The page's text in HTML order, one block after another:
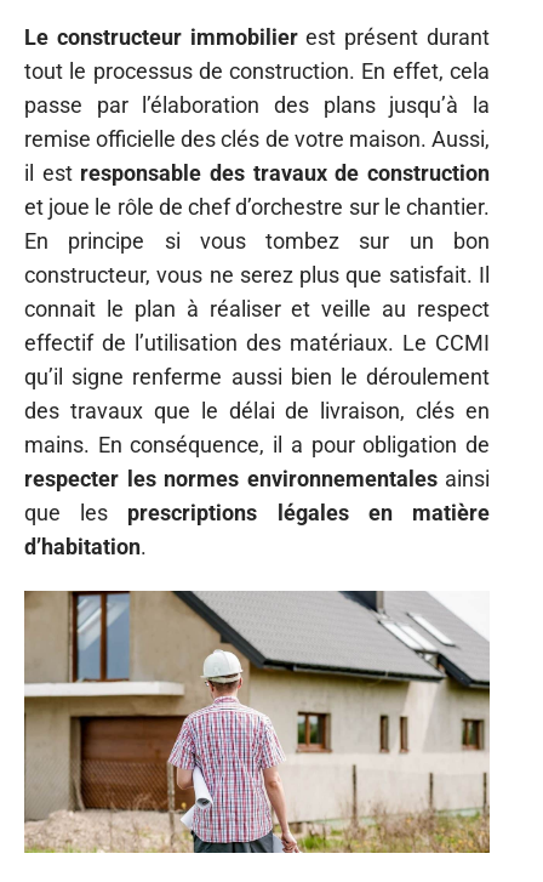
Le constructeur immobilierest présent durant
tout le processus de construction. En effet, cela
passe par l’élaboration des plans jusqu’à la
remise officielle des clés de votre maison. Aussi,
il est responsable des travaux de construction
et joue le rôle de chef d’orchestre sur le chantier.
En principe si vous tombez sur un bon
constructeur, vous ne serez plus que satisfait. Il
connait le plan à réaliser et veille au respect
effectif de l’utilisation des matériaux. Le CCMI
qu’il signe renferme aussi bien le déroulement
des travaux que le délai de livraison, clés en
mains. En conséquence, il a pour obligation de
respecter les normes environnementalesainsi
que les prescriptions légales en matière
d’habitation.